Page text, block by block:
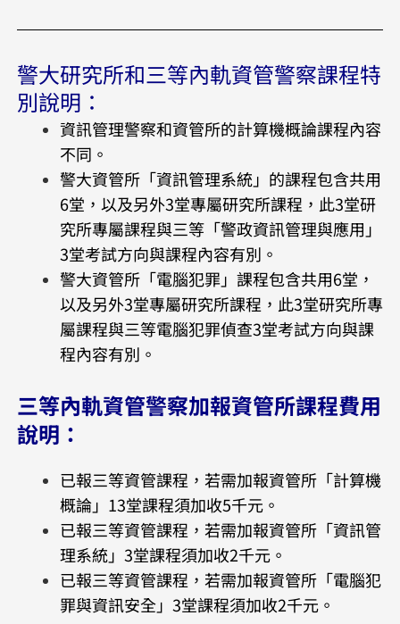
警大研究所和三等內軌資管警察課程特
別說明：
資訊管理警察和資管所的計算機概論課程內容
不同。
警大資管所「資訊管理系統」的課程包含共用
6堂，以及另外3堂專屬研究所課程，此3堂研
究所專屬課程與三等「警政資訊管理與應用」
3堂考試方向與課程內容有別。
警大資管所「電腦犯罪」課程包含共用6堂，
以及另外3堂專屬研究所課程，此3堂研究所專
屬課程與三等電腦犯罪偵查3堂考試方向與課
程內容有別。
三等內軌資管警察加報資管所課程費用
說明：
已報三等資管課程，若需加報資管所「計算機
概論」13堂課程須加收5千元。
已報三等資管課程，若需加報資管所「資訊管
理系統」3堂課程須加收2千元。
已報三等資管課程，若需加報資管所「電腦犯
罪與資訊安全」3堂課程須加收2千元。